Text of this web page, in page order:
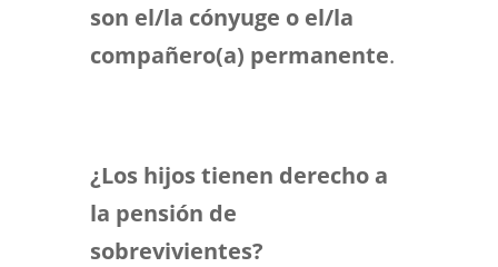
son el/la cónyuge o el/la
compañero(a) permanente.
¿Los hijos tienen derecho a
la pensión de
sobrevivientes?